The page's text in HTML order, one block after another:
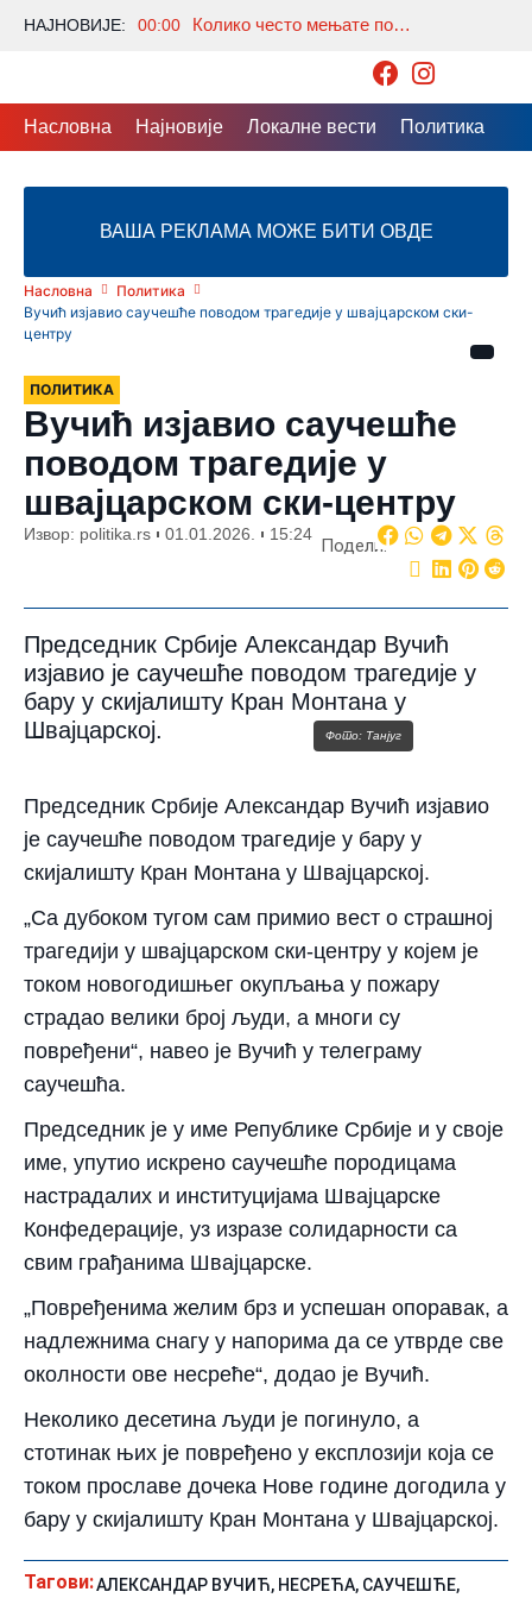
НАЈНОВИЈЕ: 00:00 Колико често мењате постељину? Многи праве исту грешку, а стручњаци откривају колико је заиста потребно
Насловна Најновије Локалне вести Политика
ВАША РЕКЛАМА МОЖЕ БИТИ ОВДЕ
Насловна
Политика
Вучић изјавио саучешће поводом трагедије у швајцарском ски-
центру
ПОЛИТИКА
Вучић изјавио саучешће
поводом трагедије у
швајцарском ски-центру
Извор: politika.rs 01.01.2026. 15:24
Подели:
Председник Србије Александар Вучић
изјавио је саучешће поводом трагедије у
бару у скијалишту Кран Монтана у
Швајцарској.
Фото: Танјуг
Председник Србије Александар Вучић изјавио
је саучешће поводом трагедије у бару у
скијалишту Кран Монтана у Швајцарској.
„Са дубоком тугом сам примио вест о страшној
трагедији у швајцарском ски-центру у којем је
током новогодишњег окупљања у пожару
страдао велики број људи, а многи су
повређени“, навео је Вучић у телеграму
саучешћа.
Председник је у име Републике Србије и у своје
име, упутио искрено саучешће породицама
настрадалих и институцијама Швајцарске
Конфедерације, уз изразе солидарности са
свим грађанима Швајцарске.
„Повређенима желим брз и успешан опоравак, а
надлежнима снагу у напорима да се утврде све
околности ове несреће“, додао је Вучић.
Неколико десетина људи је погинуло, а
стотинак њих је повређено у експлозији која се
током прославе дочека Нове године догодила у
бару у скијалишту Кран Монтана у Швајцарској.
Тагови:АЛЕКСАНДАР ВУЧИЋ, НЕСРЕЋА, САУЧЕШЋЕ,